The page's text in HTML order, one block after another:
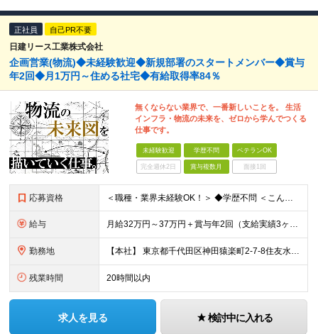
正社員 自己PR不要
日建リース工業株式会社
企画営業(物流)◆未経験歓迎◆新規部署のスタートメンバー◆賞与
年2回◆月1万円～住める社宅◆有給取得率84％
無くならない業界で、一番新しいことを。 生活
インフラ・物流の未来を、ゼロから学んでつくる
仕事です。
未経験歓迎 学歴不問 ベテランOK
完全週休2日 賞与複数月 面接1回
応募資格 ＜職種・業界未経験OK！＞ ◆学歴不問 ＜こんな方は、ぜひご応募ください！＞ □社会に影響を与えるスケールの大きな仕事に挑戦したい □人と話しながら、物事を前に進めることが好き □専門知識を身につけ
給与 月給32万円～37万円＋賞与年2回（支給実績3ヶ月分） ※経験・年齢・能力を考慮の上、当社規定により決定します。 ※上記月給には固定残業代(45時間分／70,234円～)
勤務地 【本社】 東京都千代田区神田猿楽町2-7-8住友水道橋ビル3F ※当面の間、転勤はありません ※変更の範囲：上記を除く当社関連勤務地
残業時間 20時間以内
求人を見る 検討中に入れる